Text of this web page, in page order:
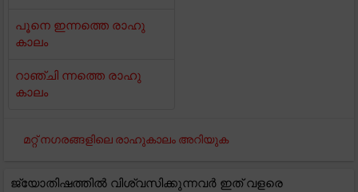
പൂനെ ഇന്നത്തെ രാഹു
കാലം
റാഞ്ചി ന്നത്തെ രാഹു
കാലം
മറ്റ് നഗരങ്ങളിലെ രാഹുകാലം അറിയുക
ജ്യോതിഷത്തിൽ വിശ്വസിക്കുന്നവർ ഇത് വളരെ